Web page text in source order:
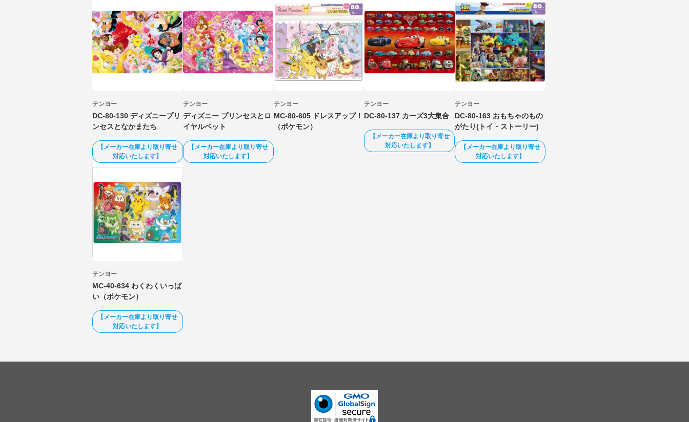
テンヨー
DC-80-130 ディズニープリ
ンセスとなかまたち
【メーカー在庫より取り寄せ
対応いたします】
テンヨー
ディズニー プリンセスとロ
イヤルペット
【メーカー在庫より取り寄せ
対応いたします】
テンヨー
MC-80-605 ドレスアップ！
（ポケモン）
テンヨー
DC-80-137 カーズ3大集合
【メーカー在庫より取り寄せ
対応いたします】
テンヨー
DC-80-163 おもちゃのもの
がたり(トイ・ストーリー)
【メーカー在庫より取り寄せ
対応いたします】
テンヨー
MC-40-634 わくわくいっぱ
い（ポケモン）
【メーカー在庫より取り寄せ
対応いたします】